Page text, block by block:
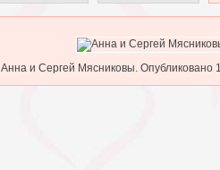
Анна и Сергей Мясниковы. Опубликовано